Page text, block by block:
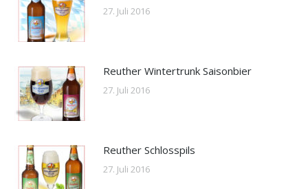
27. Juli 2016
Reuther Wintertrunk Saisonbier
27. Juli 2016
Reuther Schlosspils
27. Juli 2016